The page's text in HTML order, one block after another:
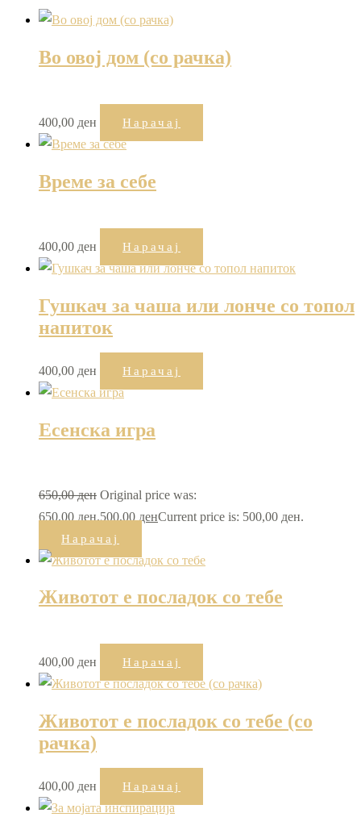
Во овој дом (со рачка)
400,00 ден Нарачај
Време за себе
400,00 ден Нарачај
Гушкач за чаша или лонче со топол
напиток
400,00 ден Нарачај
Есенска игра
650,00ден Original price was:
650,00 ден.500,00 денCurrent price is: 500,00 ден.
Нарачај
Животот е посладок со тебе
400,00 ден Нарачај
Животот е посладок со тебе (со
рачка)
400,00 ден Нарачај